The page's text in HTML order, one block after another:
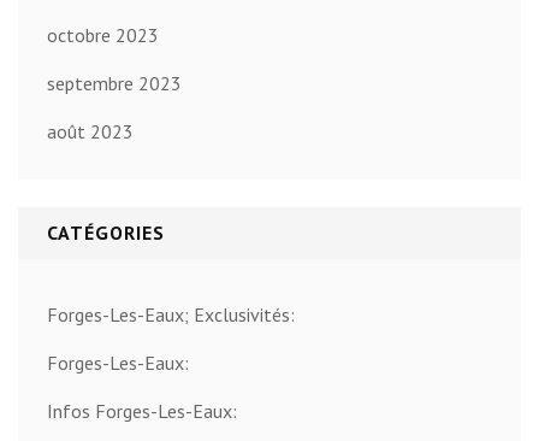
octobre 2023
septembre 2023
août 2023
CATÉGORIES
Forges-Les-Eaux; Exclusivités:
Forges-Les-Eaux:
Infos Forges-Les-Eaux: